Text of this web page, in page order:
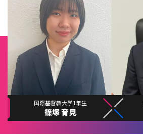
国際基督教大学1年生
篠塚 育見